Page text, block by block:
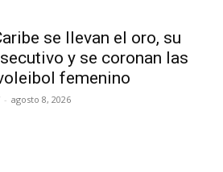
se llevan el oro, su
y se coronan las
femenino
- agosto 8, 2026